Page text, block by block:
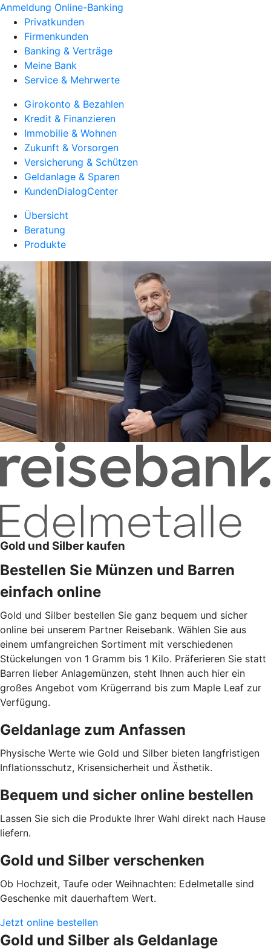
Anmeldung Online-Banking
Privatkunden
Firmenkunden
Banking & Verträge
Meine Bank
Service & Mehrwerte
Girokonto & Bezahlen
Kredit & Finanzieren
Immobilie & Wohnen
Zukunft & Vorsorgen
Versicherung & Schützen
Geldanlage & Sparen
KundenDialogCenter
Übersicht
Beratung
Produkte
Gold und Silber kaufen
Bestellen Sie Münzen und Barren
einfach online
Gold und Silber bestellen Sie ganz bequem und sicher
online bei unserem Partner Reisebank. Wählen Sie aus
einem umfangreichen Sortiment mit verschiedenen
Stückelungen von 1 Gramm bis 1 Kilo. Präferieren Sie statt
Barren lieber Anlagemünzen, steht Ihnen auch hier ein
großes Angebot vom Krügerrand bis zum Maple Leaf zur
Verfügung.
Geldanlage zum Anfassen
Physische Werte wie Gold und Silber bieten langfristigen
Inflationsschutz, Krisensicherheit und Ästhetik.
Bequem und sicher online bestellen
Lassen Sie sich die Produkte Ihrer Wahl direkt nach Hause
liefern.
Gold und Silber verschenken
Ob Hochzeit, Taufe oder Weihnachten: Edelmetalle sind
Geschenke mit dauerhaftem Wert.
Jetzt online bestellen
Gold und Silber als Geldanlage